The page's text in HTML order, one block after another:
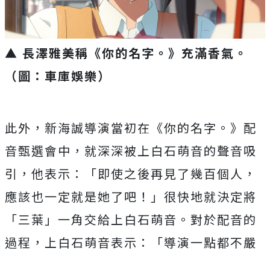
▲ 長澤雅美稱《你的名字。》充滿香氣。
（圖：車庫娛樂）
此外，新海誠導演當初在《你的名字。》配
音甄選會中， 就深深被上白石萌音的聲音吸
引，他表示：「即使之後再見了幾百個人，
應該也一定就是她了吧！」 很快地就決定將
「三葉」一角交給上白石萌音。對於配音的
過程， 上白石萌音表示：「導演一點都不嚴